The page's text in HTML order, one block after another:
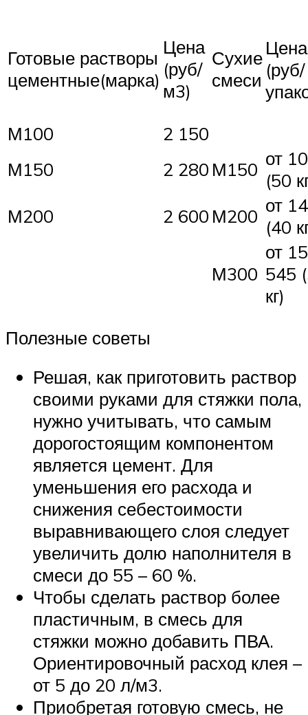
Готовые растворы
цементные(марка)
Цена
(руб/
м3)
Сухие
смеси
Цена
(руб/
М100
2 150
М150
2 280 М150 от
(50
М200
2 600 М200 от
(40
М300
от
545
кг)
Полезные советы
Решая, как приготовить раствор
своими руками для стяжки пола,
нужно учитывать, что самым
дорогостоящим компонентом
является цемент. Для
уменьшения его расхода и
снижения себестоимости
выравнивающего слоя следует
увеличить долю наполнителя в
смеси до 55 – 60 %.
Чтобы сделать раствор более
пластичным, в смесь для
стяжки можно добавить ПВА.
Ориентировочный расход клея –
от 5 до 20 л/м3.
Приобретая готовую смесь, не